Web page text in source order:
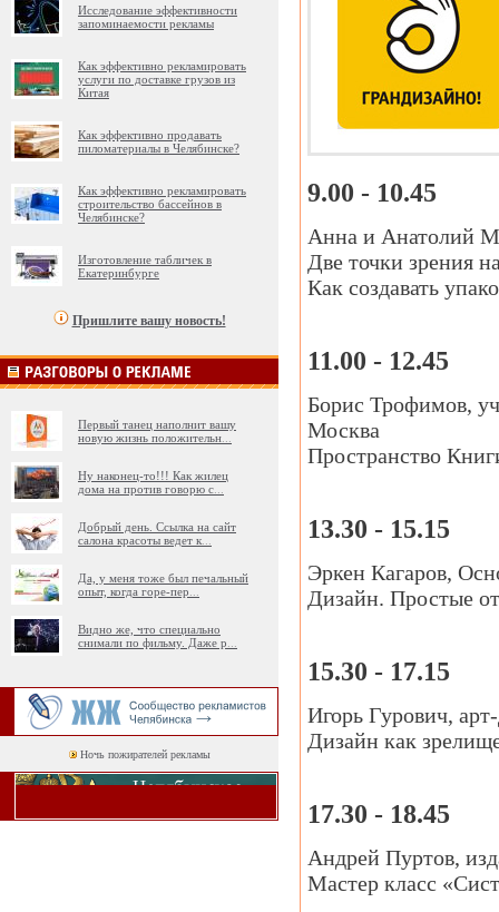
Исследование эффективности
запоминаемости рекламы
Как эффективно рекламировать
услуги по доставке грузов из
Китая
Как эффективно продавать
пиломатериалы в Челябинске?
Как эффективно рекламировать
строительство бассейнов в
Челябинске?
Изготовление табличек в
Екатеринбурге
Пришлите вашу новость!
Первый танец наполнит вашу
новую жизнь положительн
Ну наконец-то!!! Как жилец
дома на против говорю с
Добрый день. Ссылка на сайт
салона красоты ведет к
Да, у меня тоже был печальный
опыт, когда горе-пер
Видно же, что специально
снимали по фильму. Даже р
Ночь пожирателей рекламы
9.00 - 10.45
Анна и Анатолий
Две точки зрения
Как создавать
11.00 - 12.45
Борис Трофимов,
Москва
Пространство
13.30 - 15.15
Эркен Кагаров,
Дизайн. Простые
15.30 - 17.15
Игорь Гурович,
Дизайн как
17.30 - 18.45
Андрей Пуртов,
Мастер класс